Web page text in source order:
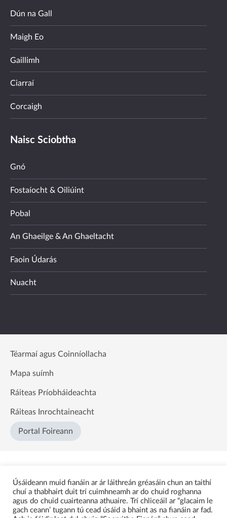
Dún na Gall
Maigh Eo
Gaillimh
Ciarraí
Corcaigh
Naisc Sciobtha
Gnó
Fostaíocht & Oiliúint
Pobal
An Ghaeilge & An Ghaeltacht
Faoin Údarás
Nuacht
Téarmaí agus Coinníollacha
Mapa suímh
Ráiteas Príobháideachta
Ráiteas Inrochtaineacht
Portal Foireann
Úsáideann muid fianáin ar ár láithreán gréasáin chun an taithí
chuí a thabhairt duit trí cuimhneamh ar do chuid roghanna
agus do chuid cuairteanna athuaire. Trí chliceáil ar “glacaim le
gach ceann’ tugann tú cead úsáid a bhaint as na fianáin ar fad.